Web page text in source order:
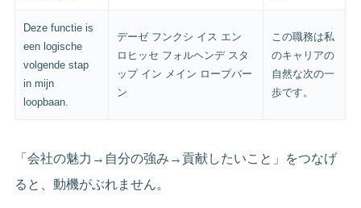
Deze functie is
een logische
volgende stap
in mijn
loopbaan.
デーゼ フンクシ イス エン
ロヒッセ フォルヘンデ スタ
ップ イン メイン ロープバー
ン
この職務は私
のキャリアの
自然な次の一
歩です。
「会社の魅力→自分の強み→貢献したいこと」をつなげ
ると、動機がぶれません。